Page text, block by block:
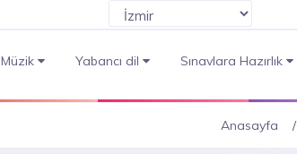
Müzik Yabancı dil Sınavlara Hazırlık
Anasayfa